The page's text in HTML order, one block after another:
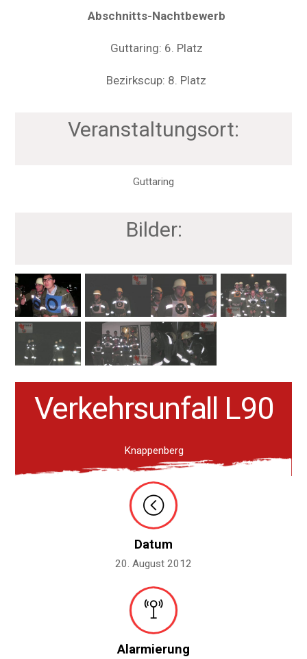
Abschnitts-Nachtbewerb
Guttaring: 6. Platz
Bezirkscup: 8. Platz
Veranstaltungsort:
Guttaring
Bilder:
Verkehrsunfall L90
Knappenberg
Datum
20. August 2012
Alarmierung